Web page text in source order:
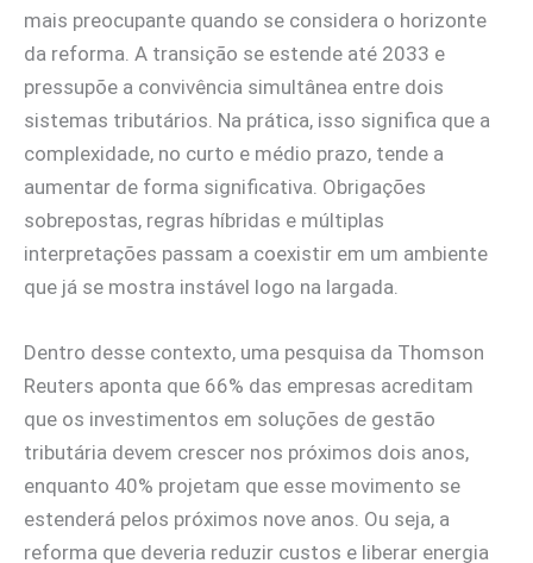
mais preocupante quando se considera o horizonte
da reforma. A transição se estende até 2033 e
pressupõe a convivência simultânea entre dois
sistemas tributários. Na prática, isso significa que a
complexidade, no curto e médio prazo, tende a
aumentar de forma significativa. Obrigações
sobrepostas, regras híbridas e múltiplas
interpretações passam a coexistir em um ambiente
que já se mostra instável logo na largada.
Dentro desse contexto, uma pesquisa da Thomson
Reuters aponta que 66% das empresas acreditam
que os investimentos em soluções de gestão
tributária devem crescer nos próximos dois anos,
enquanto 40% projetam que esse movimento se
estenderá pelos próximos nove anos. Ou seja, a
reforma que deveria reduzir custos e liberar energia